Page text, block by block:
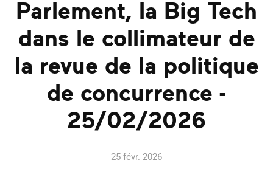
Parlement, la Big Tech
dans le collimateur de
la revue de la politique
de concurrence -
25/02/2026
25 févr. 2026